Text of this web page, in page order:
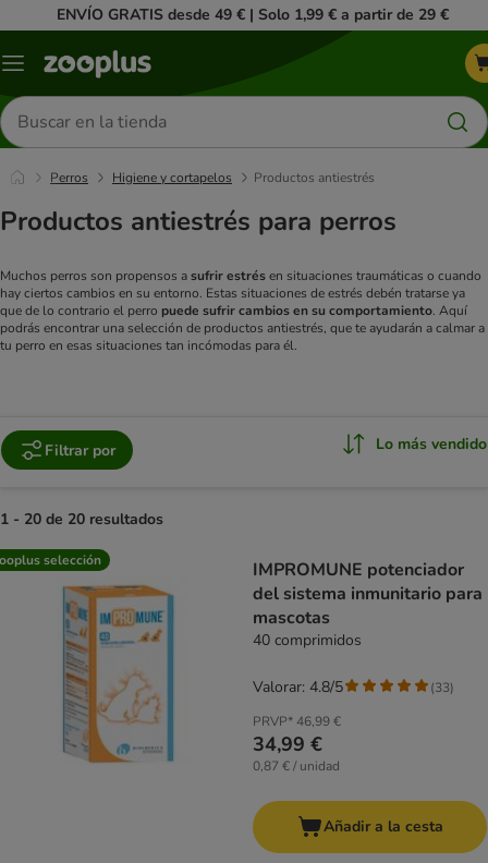
ENVÍO GRATIS desde 49 € | Solo 1,99 € a partir de 29 €
Menú
Buscar
productos
Perros Higiene y cortapelos Productos antiestrés
Productos antiestrés para perros
Muchos perros son propensos asufrir estrésen situaciones traumáticas o cuando
hay ciertos cambios en su entorno. Estas situaciones de estrés debén tratarse ya
que de lo contrario el perro puede sufrir cambios en su comportamiento. Aquí
podrás encontrar una selección de productos antiestrés, que te ayudarán a calmar a
tu perro en esas situaciones tan incómodas para él.
Filtrar por Lo más vendido
1 - 20 de 20 resultados
product items have been changed
selección
IMPROMUNE potenciador
del sistema inmunitario para
mascotas
40 comprimidos
PRVP*46,99 €
34,99 €
0,87 € / unidad
Valorar: 4.8/5 (33)
Añadir a la cesta